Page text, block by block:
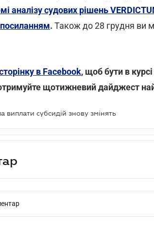
аналізу судових рішень
посиланням. Також до 28 грудня ви
в Facebook, щоб бути в
щотижневий дайджест
виплати субсидій знову змінять